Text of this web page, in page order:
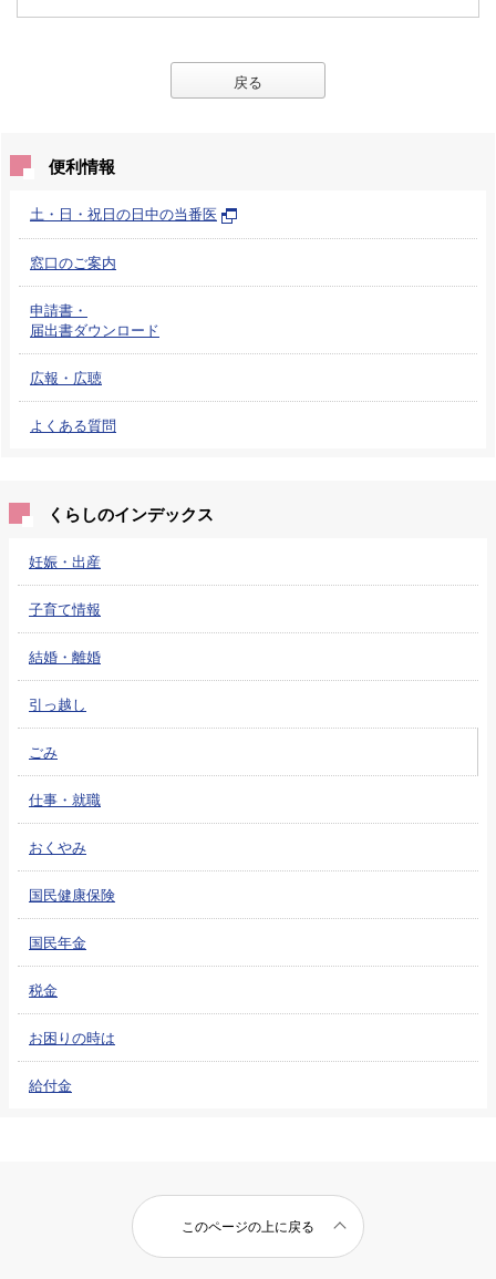
戻る
便利情報
土・日・祝日の日中の当番医
窓口のご案内
申請書・
届出書ダウンロード
広報・広聴
よくある質問
くらしのインデックス
妊娠・出産
子育て情報
結婚・離婚
引っ越し
ごみ
仕事・就職
おくやみ
国民健康保険
国民年金
税金
お困りの時は
給付金
このページの上に戻る